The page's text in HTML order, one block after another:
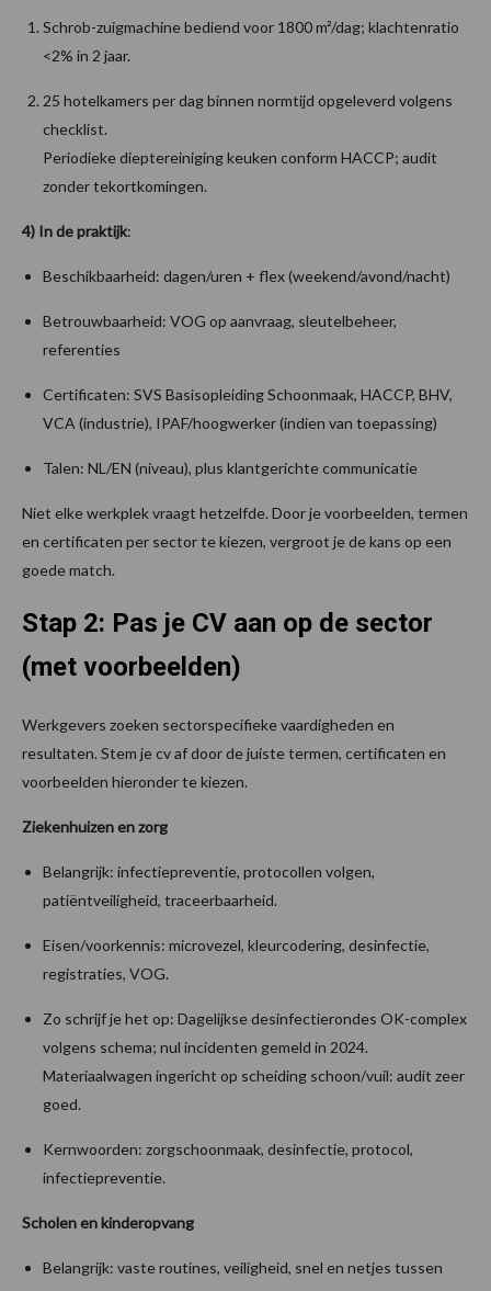
Schrob-zuigmachine bediend voor 1800 m²/dag; klachtenratio
<2% in 2 jaar.
25 hotelkamers per dag binnen normtijd opgeleverd volgens
checklist.
Periodieke dieptereiniging keuken conform HACCP; audit
zonder tekortkomingen.
4) In de praktijk:
Beschikbaarheid: dagen/uren + flex (weekend/avond/nacht)
Betrouwbaarheid: VOG op aanvraag, sleutelbeheer,
referenties
Certificaten: SVS Basisopleiding Schoonmaak, HACCP, BHV,
VCA (industrie), IPAF/hoogwerker (indien van toepassing)
Talen: NL/EN (niveau), plus klantgerichte communicatie
Niet elke werkplek vraagt hetzelfde. Door je voorbeelden, termen
en certificaten per sector te kiezen, vergroot je de kans op een
goede match.
Stap 2: Pas je CV aan op de sector
(met voorbeelden)
Werkgevers zoeken sectorspecifieke vaardigheden en
resultaten. Stem je cv af door de juiste termen, certificaten en
voorbeelden hieronder te kiezen.
Ziekenhuizen en zorg
Belangrijk: infectiepreventie, protocollen volgen,
patiëntveiligheid, traceerbaarheid.
Eisen/voorkennis: microvezel, kleurcodering, desinfectie,
registraties, VOG.
Zo schrijf je het op: Dagelijkse desinfectierondes OK-complex
volgens schema; nul incidenten gemeld in 2024.
Materiaalwagen ingericht op scheiding schoon/vuil: audit zeer
goed.
Kernwoorden: zorgschoonmaak, desinfectie, protocol,
infectiepreventie.
Scholen en kinderopvang
Belangrijk: vaste routines, veiligheid, snel en netjes tussen